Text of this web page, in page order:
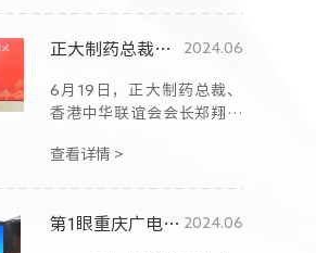
辞。
正大制药总裁郑翔玲获聘重庆市港澳顾问 2024.06
6月19日，正大制药总裁、
香港中华联谊会会长郑翔玲
澳顾问之一。
查看详情 >
第1眼重庆广电 | 2024重庆市港澳顾问年会举行 聘任15位重庆市港澳顾问 2024.06